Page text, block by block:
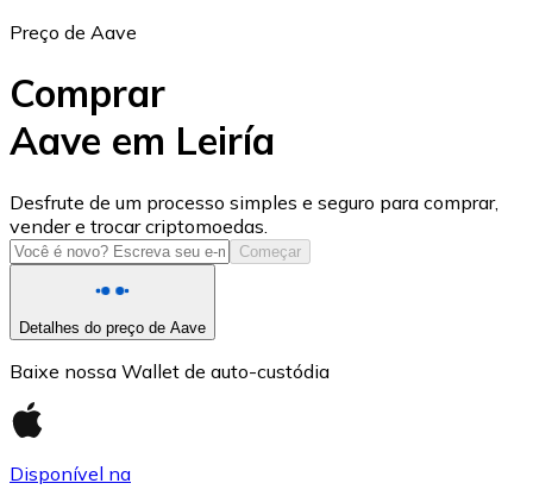
USD Coin
USDC
Preço de Aave
Comprar
Aave em Leiría
Desfrute de um processo simples e seguro para comprar,
vender e trocar criptomoedas.
Começar
Detalhes do preço de Aave
Baixe nossa Wallet de auto-custódia
Disponível na